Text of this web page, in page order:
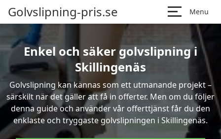
Golvslipning-pris.se Menu
Enkel och säker golvslipning i
Skillingenäs
Golvslipning kan kännas som ett utmanande projekt –
särskilt när det gäller att få in offerter. Men om du följer
denna guide och använder vår offerttjänst får du den
enklaste och tryggaste golvslipningen i Skillingenäs.